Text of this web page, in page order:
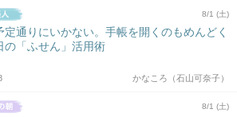
8/1 (土)
定通りにいかない。手帳を開くのもめんどく
の「ふせん」活用術
かなころ（石山可奈子）
8/1 (土)